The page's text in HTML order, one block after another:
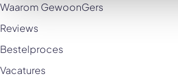
Waarom GewoonGers
Reviews
Bestelproces
Vacatures